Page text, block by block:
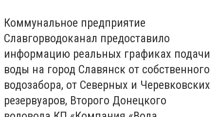
Коммунальное предприятие
Славгорводоканал предоставило
информацию реальных графиках подачи
воды на город Славянск от собственного
водозабора, от Северных и Черевковских
резервуаров, Второго Донецкого